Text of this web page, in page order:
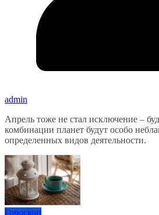
admin
Апрель тоже не стал исключение –
комбинации планет будут особо
определенных видов деятельности.
Гороскоп